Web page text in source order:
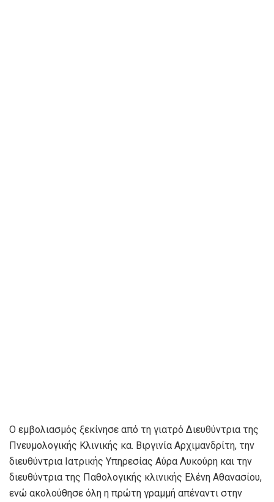
Ο εμβολιασμός ξεκίνησε από τη γιατρό Διευθύντρια της
Πνευμολογικής Κλινικής κα. Βιργινία Αρχιμανδρίτη, την
διευθύντρια Ιατρικής Υπηρεσίας Αύρα Λυκούρη και την
διευθύντρια της Παθολογικής κλινικής Ελένη Αθανασίου,
ενώ ακολούθησε όλη η πρώτη γραμμή απέναντι στην